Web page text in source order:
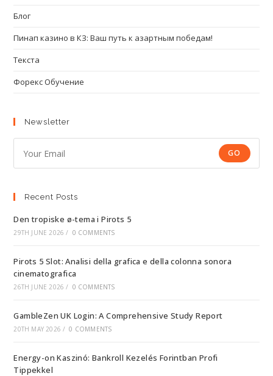
Блог
Пинап казино в КЗ: Ваш путь к азартным победам!
Текста
Форекс Обучение
Newsletter
GO
Recent Posts
Den tropiske ø-tema i Pirots 5
29TH JUNE 2026 / 0 COMMENTS
Pirots 5 Slot: Analisi della grafica e della colonna sonora
cinematografica
26TH JUNE 2026 / 0 COMMENTS
GambleZen UK Login: A Comprehensive Study Report
20TH MAY 2026 / 0 COMMENTS
Energy-on Kaszinó: Bankroll Kezelés Forintban Profi
Tippekkel